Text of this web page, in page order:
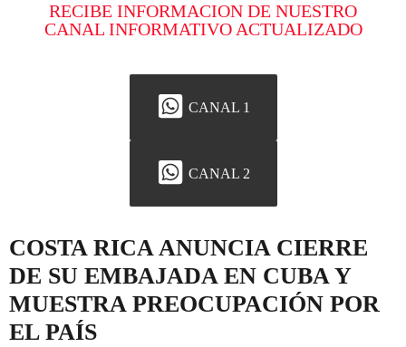
RECIBE INFORMACION DE NUESTRO
CANAL INFORMATIVO ACTUALIZADO
CANAL 1
CANAL 2
COSTA RICA ANUNCIA CIERRE
DE SU EMBAJADA EN CUBA Y
MUESTRA PREOCUPACIÓN POR
EL PAÍS